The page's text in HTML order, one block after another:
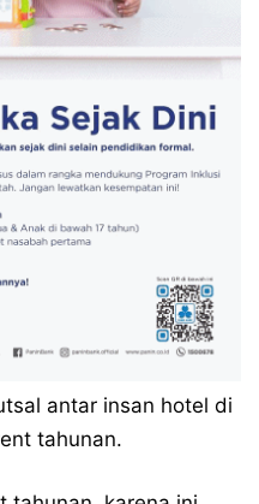
antar insan hotel di
tahunan.